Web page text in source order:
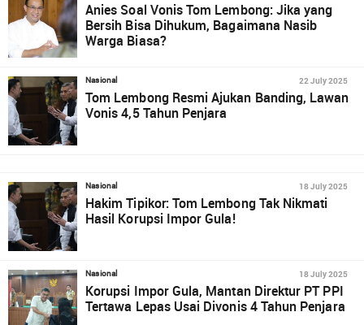
Anies Soal Vonis Tom Lembong: Jika yang
Bersih Bisa Dihukum, Bagaimana Nasib
Warga Biasa?
Nasional 22 July 2025
Tom Lembong Resmi Ajukan Banding, Lawan
Vonis 4,5 Tahun Penjara
Nasional 18 July 2025
Hakim Tipikor: Tom Lembong Tak Nikmati
Hasil Korupsi Impor Gula!
Nasional 18 July 2025
Korupsi Impor Gula, Mantan Direktur PT PPI
Tertawa Lepas Usai Divonis 4 Tahun Penjara